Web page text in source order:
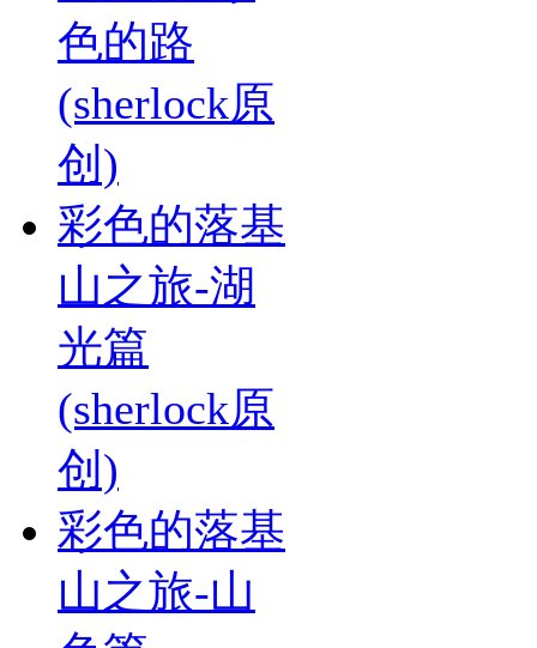
色的路
(sherlock原
创)
彩色的落基
山之旅-湖
光篇
(sherlock原
创)
彩色的落基
山之旅-山